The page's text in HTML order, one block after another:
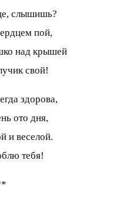
слышишь?
пой,
над крышей
свой!
здорова,
ото дня,
и веселой.
тебя!